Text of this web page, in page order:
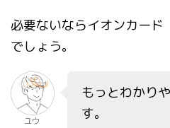
必要ないならイオンカード
でしょう。
ユウ
もっとわかり
す。